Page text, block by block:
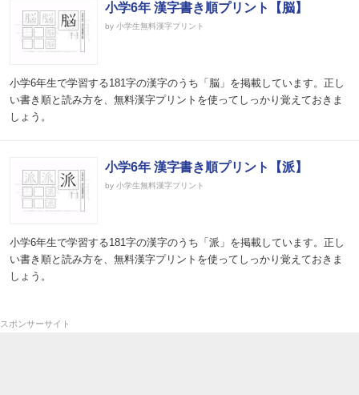
小学6年 漢字書き順プリント【脳】
by 小学生無料漢字プリント
小学6年生で学習する181字の漢字のうち「脳」を掲載しています。正し
い書き順と読み方を、無料漢字プリントを使ってしっかり覚えておきま
しょう。
小学6年 漢字書き順プリント【派】
by 小学生無料漢字プリント
小学6年生で学習する181字の漢字のうち「派」を掲載しています。正し
い書き順と読み方を、無料漢字プリントを使ってしっかり覚えておきま
しょう。
スポンサーサイト